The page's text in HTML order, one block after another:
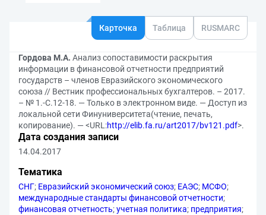
Карточка Таблица RUSMARC
Гордова М.А. Анализ сопоставимости раскрытия
информации в финансовой отчетности предприятий
государств – членов Евразийского экономического
союза // Вестник профессиональных бухгалтеров. – 2017.
– № 1.-С.12-18. — Только в электронном виде. — Доступ из
локальной сети Финуниверситета(чтение, печать,
копирование). — <URL:http://elib.fa.ru/art2017/bv121.pdf>.
Дата создания записи
14.04.2017
Тематика
СНГ; Евразийский экономический союз; ЕАЭС; МСФО;
международные стандарты финансовой отчетности;
финансовая отчетность;учетная политика; предприятия;